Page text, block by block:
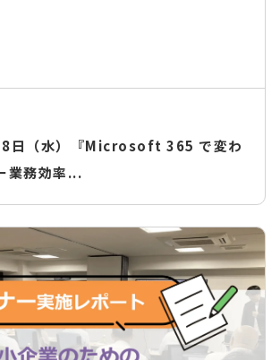
日（水）『Microsoft 365 で変わ
業務効率...